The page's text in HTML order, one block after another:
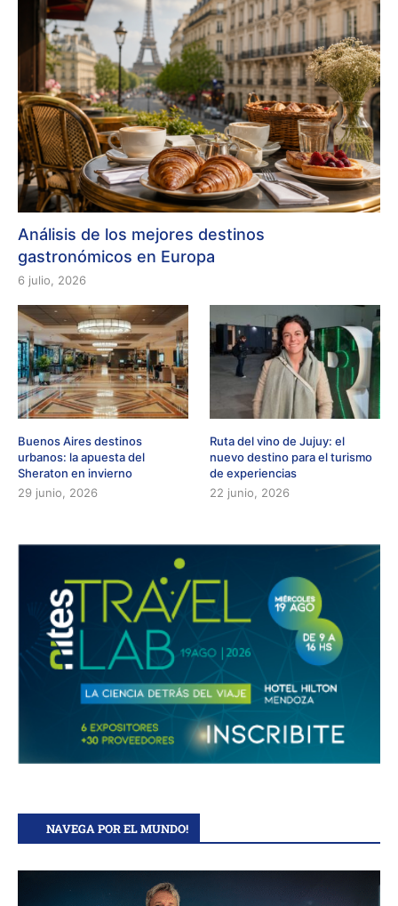
Análisis de los mejores destinos
gastronómicos en Europa
6 julio, 2026
Buenos Aires destinos
urbanos: la apuesta del
Sheraton en invierno
29 junio, 2026
Ruta del vino de Jujuy: el
nuevo destino para el turismo
de experiencias
22 junio, 2026
NAVEGA POR EL MUNDO!